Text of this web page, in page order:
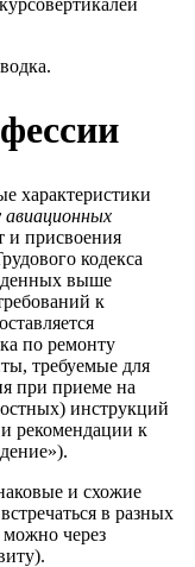
характеристики
авиационных
и присвоения
кодекса
выше
к
по ремонту
требуемые для
при приеме на
инструкций
рекомендации к
и схожие
в разных
через